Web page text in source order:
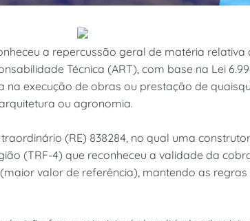
a repercussão geral de matéria relativa
Técnica (ART), com base na Lei
na execução de obras ou prestação de
ou agronomia.
(RE) 838284, no qual uma
(TRF-4) que reconheceu a validade da
valor de referência), mantendo as